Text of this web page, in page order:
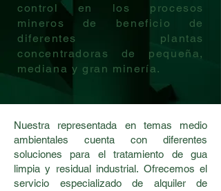
control en los procesos
mineros de beneficio de
diferentes plantas
concentradoras de pequeña,
mediana y gran minería.
Nuestra representada en temas medio
ambientales cuenta con diferentes
soluciones para el tratamiento de gua
limpia y residual industrial. Ofrecemos el
servicio especializado de alquiler de